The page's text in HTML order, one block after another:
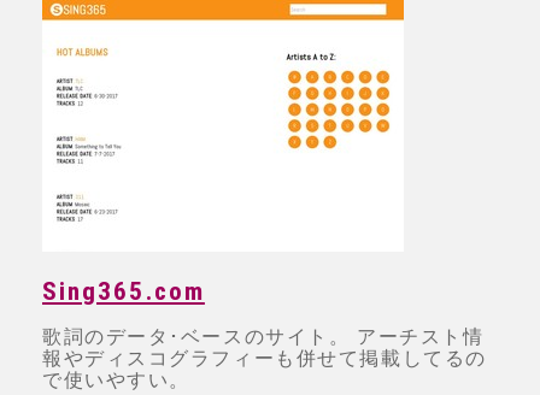
Sing365.com
歌詞のデータ･ベースのサイト。 アーチスト情
報やディスコグラフィーも併せて掲載してるの
で使いやすい。